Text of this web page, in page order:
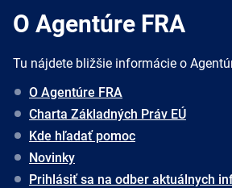
O Agentúre FRA
Tu nájdete bližšie informácie o
O Agentúre FRA
Charta Základných Práv EÚ
Kde hľadať pomoc
Novinky
Prihlásiť sa na odber aktuálnych